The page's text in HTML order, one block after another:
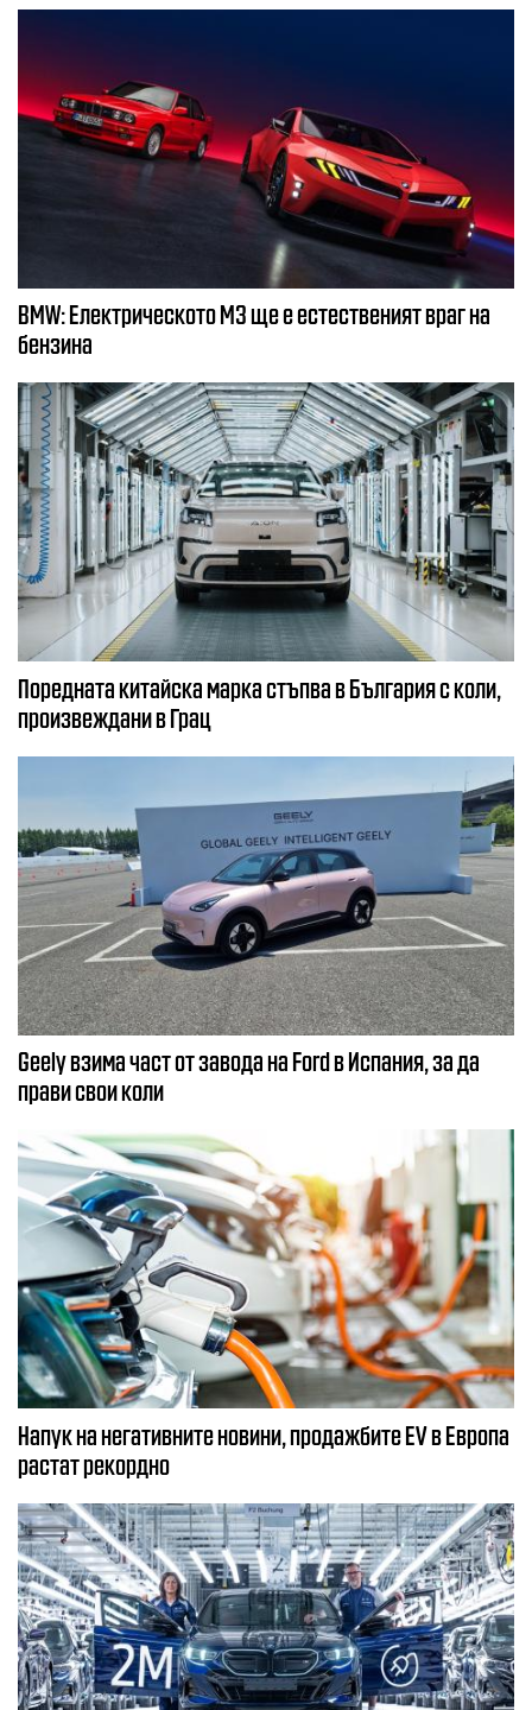
BMW: Електрическото М3 ще е естественият враг на
бензина
Поредната китайска марка стъпва в България с коли,
произвеждани в Грац
Geely взима част от завода на Ford в Испания, за да
прави свои коли
Напук на негативните новини, продажбите EV в Европа
растат рекордно